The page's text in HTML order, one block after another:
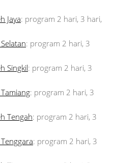
Jaya: program 2 hari, 3 hari,
: program 2 hari, 3
Singkil: program 2 hari, 3
: program 2 hari, 3
Tengah: program 2 hari, 3
: program 2 hari, 3